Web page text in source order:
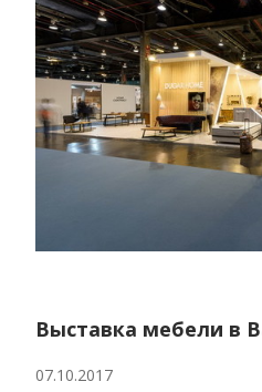
Выставка мебели в
07.10.2017